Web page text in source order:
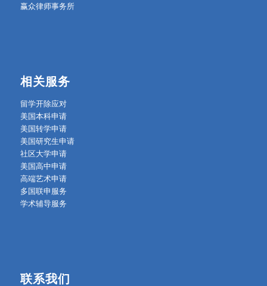
赢众律师事务所
相关服务
留学开除应对
美国本科申请
美国转学申请
美国研究生申请
社区大学申请
美国高中申请
高端艺术申请
多国联申服务
学术辅导服务
联系我们